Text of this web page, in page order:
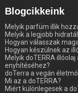
Blogcikkeink
Melyik parfüm illik
Melyik a legjobb
Hogyan válasszak
Hogyan készülnek az
Melyik doTERRA
enyhítéséhez?
doTerra a vegán
Mi az a doTERRA?
Miért különlegesek a